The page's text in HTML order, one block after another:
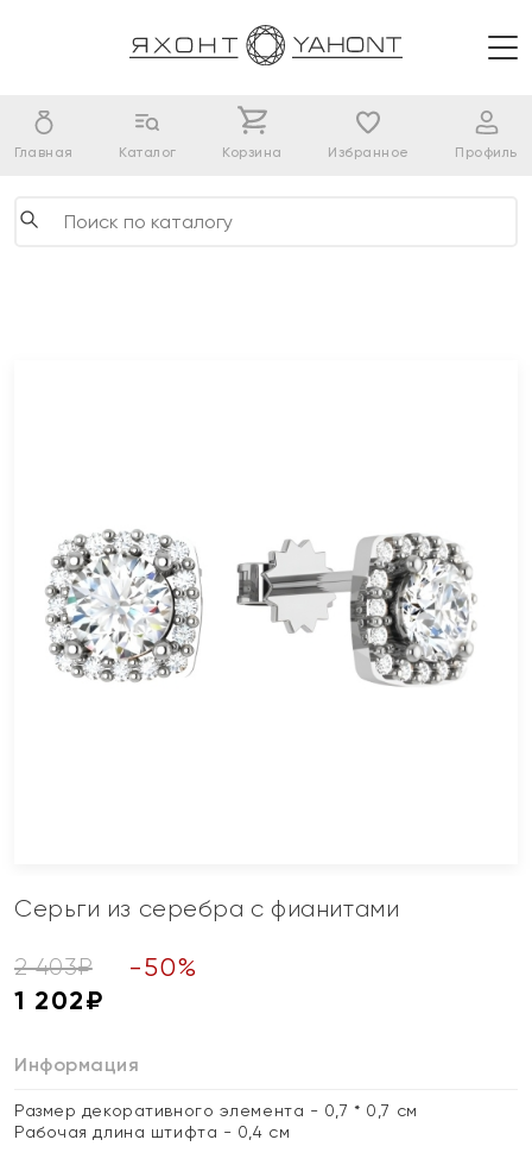
Главная Каталог Корзина Избранное Профиль
Серьги из серебра с фианитами
2 403₽ -50%
1 202₽
Информация
Размер декоративного элемента - 0,7 * 0,7 см
Рабочая длина штифта - 0,4 см